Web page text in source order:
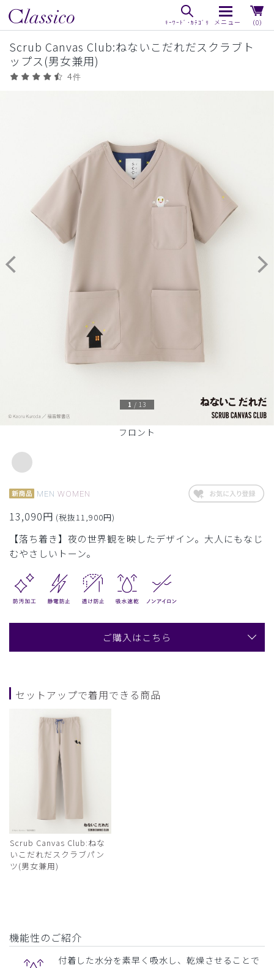
（0）
Scrub Canvas Club:ねないこだれだスクラブト
ップス(男女兼用)
4件
フロント
1 / 13
MEN WOMEN
13,090円 (税抜11,900円)
【落ち着き】夜の世界観を映したデザイン。大人にもなじ
むやさしいトーン。
ご購入はこちら
セットアップで着用できる商品
Scrub Canvas Club:ねな
いこだれだスクラブパン
ツ(男女兼用)
機能性のご紹介
付着した水分を素早く吸水し、乾燥させることで